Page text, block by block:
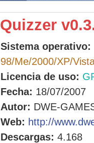
Quizzer
Sistema operativo:
98/Me/2000/XP/
Licencia de uso:
Fecha: 18/07/2007
Autor: DWE-
Web: http://
Descargas: 4.168